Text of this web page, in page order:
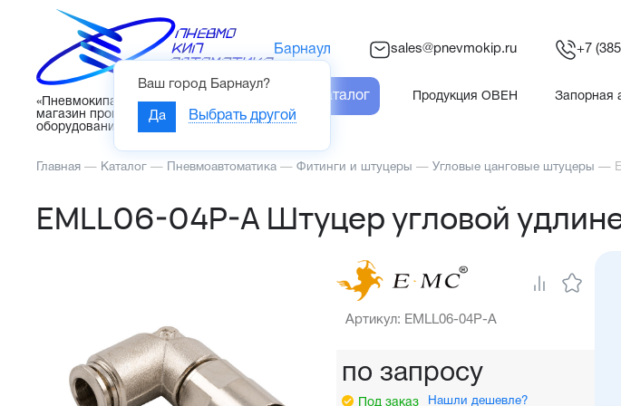
«Пневмокипавтоматика» – интернет-
магазин промышленного
оборудования
Барнаул
Ваш город Барнаул?
Да Выбрать другой
sales@pnevmokip.ru +7
Каталог Продукция ОВЕН Запорная
Главная — Каталог — Пневмоавтоматика — Фитинги и штуцеры — Угловые цанговые штуцеры —
EMLL06-04P-A Штуцер угловой
Артикул: EMLL06-04P-A
по запросу
Под заказ Нашли дешевле?